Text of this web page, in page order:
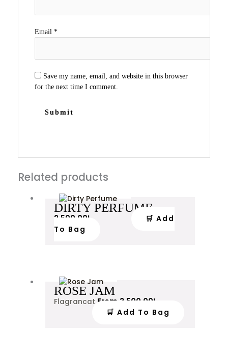
Email *
Save my name, email, and website in this browser
for the next time I comment.
Related products
DIRTY PERFUME
2,500.00L
🛒 Add
To Bag
ROSE JAM
Flagrancat From 3,500.00L
🛒 Add To Bag